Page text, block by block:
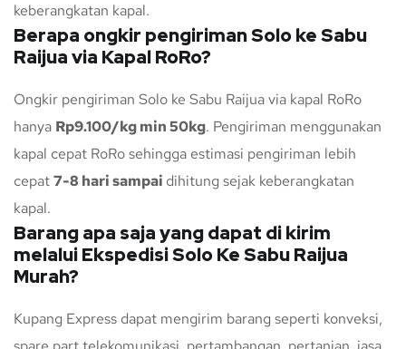
keberangkatan kapal.
Berapa ongkir pengiriman Solo ke Sabu
Raijua via Kapal RoRo?
Ongkir pengiriman Solo ke Sabu Raijua via kapal RoRo
hanya Rp9.100/kg min 50kg. Pengiriman menggunakan
kapal cepat RoRo sehingga estimasi pengiriman lebih
cepat7-8 hari sampai dihitung sejak keberangkatan
kapal.
Barang apa saja yang dapat di kirim
melalui Ekspedisi Solo Ke Sabu Raijua
Murah?
Kupang Express dapat mengirim barang seperti konveksi,